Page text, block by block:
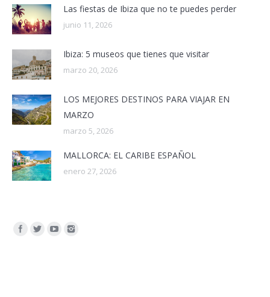
Las fiestas de Ibiza que no te puedes perder
junio 11, 2026
Ibiza: 5 museos que tienes que visitar
marzo 20, 2026
LOS MEJORES DESTINOS PARA VIAJAR EN
MARZO
marzo 5, 2026
MALLORCA: EL CARIBE ESPAÑOL
enero 27, 2026
Encuéntranos en: